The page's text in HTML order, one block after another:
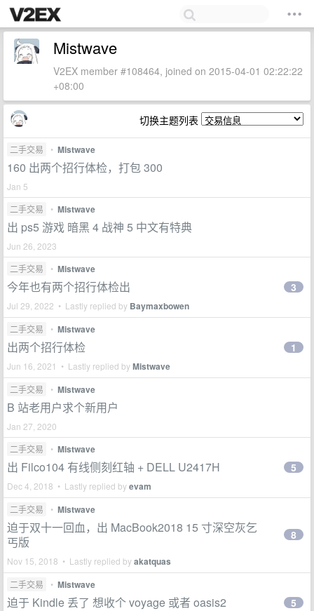
Mistwave
V2EX member #108464, joined on 2015-04-01 02:22:22
+08:00
切换主题列表
二手交易 • Mistwave
160 出两个招行体检，打包 300
Jan 5
二手交易
• Mistwave
出 ps5 游戏 暗黑 4 战神 5 中文有特典
Jun 26, 2023
二手交易
• Mistwave
今年也有两个招行体检出
Jul 29, 2022 • Lastly replied by Baymaxbowen
3
二手交易 • Mistwave
出两个招行体检
Jun 16, 2021 • Lastly replied byMistwave
1
二手交易 • Mistwave
B 站老用户求个新用户
Jan 27, 2020
二手交易
• Mistwave
出 Filco104 有线侧刻红轴 + DELL U2417H
Dec 4, 2018 • Lastly replied byevam
5
二手交易 • Mistwave
迫于双十一回血，出 MacBook2018 15 寸深空灰乞
丐版
Nov 15, 2018 • Lastly replied byakatquas
8
二手交易 • Mistwave
迫于 Kindle 丢了 想收个 voyage 或者 oasis2 5